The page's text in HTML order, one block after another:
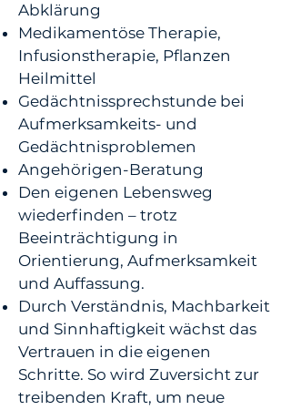
Abklärung
Medikamentöse Therapie,
Infusionstherapie, Pflanzen
Heilmittel
Gedächtnissprechstunde bei
Aufmerksamkeits- und
Gedächtnisproblemen
Angehörigen-Beratung
Den eigenen Lebensweg
wiederfinden – trotz
Beeinträchtigung in
Orientierung, Aufmerksamkeit
und Auffassung.
Durch Verständnis, Machbarkeit
und Sinnhaftigkeit wächst das
Vertrauen in die eigenen
Schritte. So wird Zuversicht zur
treibenden Kraft, um neue